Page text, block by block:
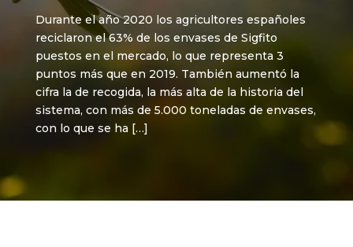
Durante el año 2020 los agricultores españoles
reciclaron el 63% de los envases de Sigfito
puestos en el mercado, lo que representa 3
puntos más que en 2019. También aumentó la
cifra la de recogida, la más alta de la historia del
sistema, con más de 5.000 toneladas de envases,
con lo que se ha […]